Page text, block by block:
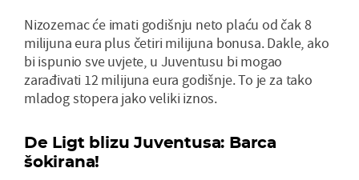
Nizozemac će imati godišnju neto plaću od čak 8
milijuna eura plus četiri milijuna bonusa. Dakle, ako
bi ispunio sve uvjete, u Juventusu bi mogao
zarađivati 12 milijuna eura godišnje. To je za tako
mladog stopera jako veliki iznos.
De Ligt blizu Juventusa: Barca
šokirana!